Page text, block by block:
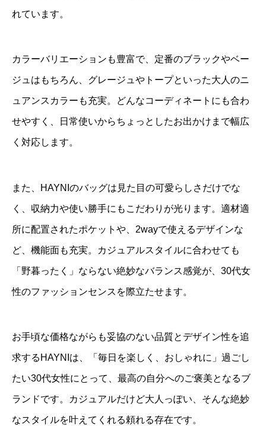
れています。
カラーバリエーションも豊富で、定番のブラックやベー
ジュはもちろん、グレージュやトープといった大人のニ
ュアンスカラーも充実。どんなコーディネートにも合わ
せやすく、日常使いからちょっとしたお出かけまで幅広
く対応します。
また、HAYNIのバッグは見た目の可愛らしさだけでな
く、収納力や使い勝手にもこだわりが光ります。適材適
所に配置されたポケットや、2wayで使えるデザインな
ど、機能面も充実。カジュアルスタイルに合わせても
「野暮ったく」ならない絶妙なバランス感覚が、30代女
性のファッションセンスを際立たせます。
お手頃な価格ながらも妥協のない品質とデザイン性を追
求するHAYNIは、「毎日を楽しく、おしゃれに」過ごし
たい30代女性にとって、最高の自分へのご褒美となるブ
ランドです。カジュアルだけど大人っぽい、そんな絶妙
なスタイルを叶えてくれる頼れる存在です。